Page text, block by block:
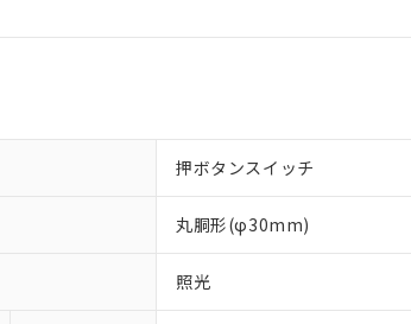
押ボタンスイッチ
丸胴形(φ30mm)
照光